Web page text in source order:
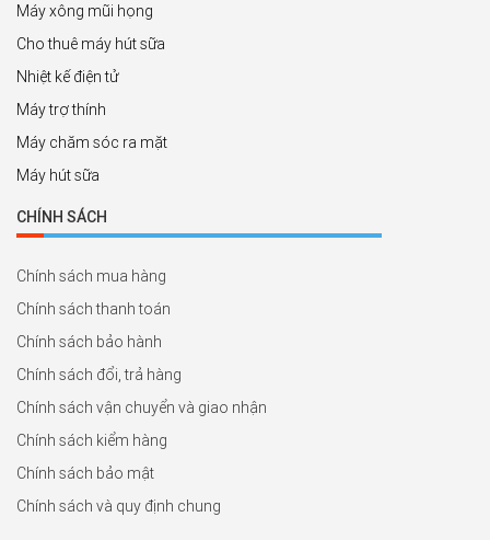
Máy xông mũi họng
Cho thuê máy hút sữa
Nhiệt kế điện tử
Máy trợ thính
Máy chăm sóc ra mặt
Máy hút sữa
CHÍNH SÁCH
Chính sách mua hàng
Chính sách thanh toán
Chính sách bảo hành
Chính sách đổi, trả hàng
Chính sách vận chuyển và giao nhận
Chính sách kiểm hàng
Chính sách bảo mật
Chính sách và quy định chung